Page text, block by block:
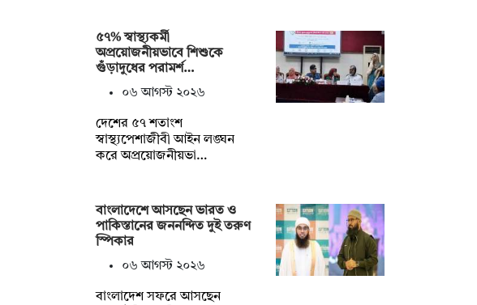
৫৭% স্বাস্থ্যকর্মী
অপ্রয়োজনীয়ভাবে শিশুকে
গুঁড়াদুধের পরামর্শ…
০৬ আগস্ট ২০২৬
দেশের ৫৭ শতাংশ
স্বাস্থ্যপেশাজীবী আইন লঙ্ঘন
করে অপ্রয়োজনীয়ভা…
বাংলাদেশে আসছেন ভারত ও
পাকিস্তানের জননন্দিত দুই তরুণ
স্পিকার
০৬ আগস্ট ২০২৬
বাংলাদেশ সফরে আসছেন